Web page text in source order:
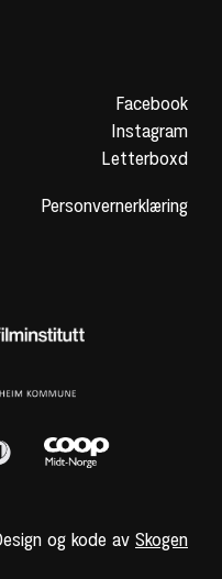
Facebook
Instagram
Letterboxd
Personvernerklæring
og kode av Skogen